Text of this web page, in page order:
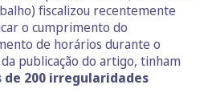
fiscalizou recentemente
o cumprimento do
de horários durante o
publicação do artigo, tinham
200 irregularidades